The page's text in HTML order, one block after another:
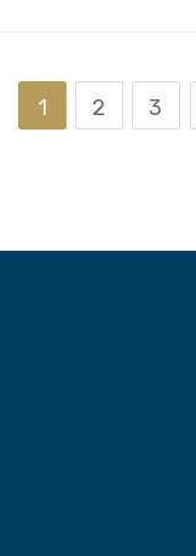
1 2 3